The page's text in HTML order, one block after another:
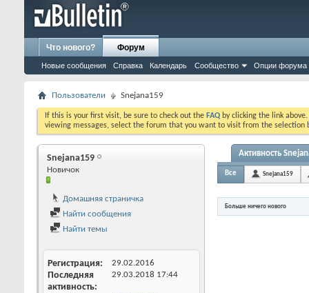
Что нового? Форум
Новые сообщения Справка Календарь Сообщество Опции форума
Пользователи Snejana159
If this is your first visit, be sure to check out the FAQ by clicking the link
viewing messages, select the forum that you want to visit from the selection
Snejana159
Новичок
Домашняя страничка
Найти сообщения
Найти темы
Регистрация 29.02.2016
Последняя
активность
29.03.2018 17:44
Активность
Все Snejana159
Больше ничего нового